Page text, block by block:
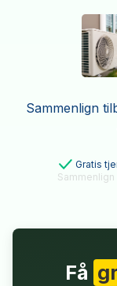
Sammenlign
Gratis
Få